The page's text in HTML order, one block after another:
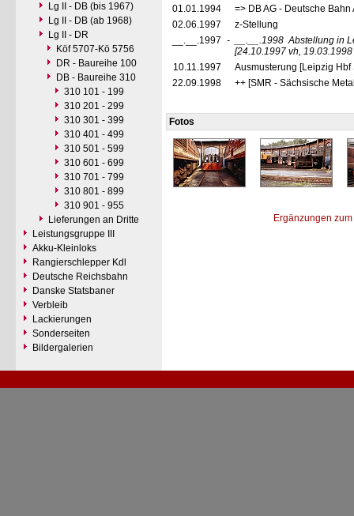
Lg II - DB (bis 1967)
Lg II - DB (ab 1968)
Lg II - DR
Köf 5707-Kö 5756
DR - Baureihe 100
DB - Baureihe 310
310 101 - 199
310 201 - 299
310 301 - 399
310 401 - 499
310 501 - 599
310 601 - 699
310 701 - 799
310 801 - 899
310 901 - 955
Lieferungen an Dritte
Leistungsgruppe III
Akku-Kleinloks
Rangierschlepper Kdl
Deutsche Reichsbahn
Danske Statsbaner
Verbleib
Lackierungen
Sonderseiten
Bildergalerien
01.01.1994
=> DB AG - Deutsche
02.06.1997
z-Stellung
__.__.1997 - __.__.1998 Abstellung in
[24.10.1997 vh, 19.03.1998
10.11.1997
Ausmusterung [Leipzig Hbf
22.09.1998
++ [SMR - Sächsische
Fotos
Ergänzungen